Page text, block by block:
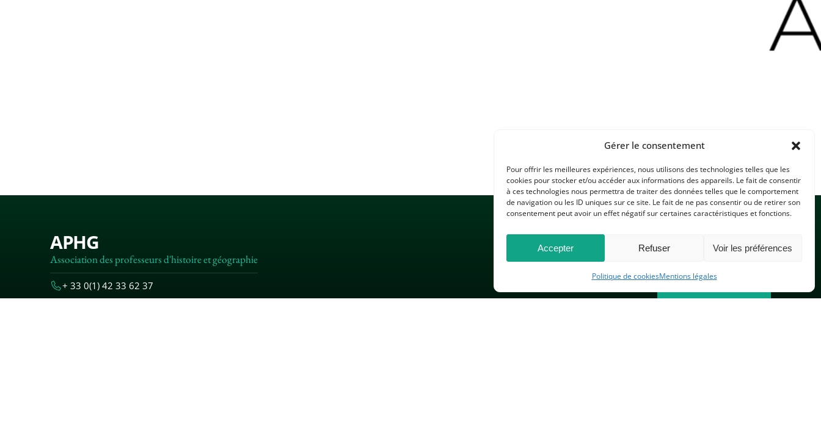
Gérer le consentement
Pour offrir les meilleures expériences, nous utilisons des technologies telles que les
cookies pour stocker et/ou accéder aux informations des appareils. Le fait de consentir
à ces technologies nous permettra de traiter des données telles que le comportement
de navigation ou les ID uniques sur ce site. Le fait de ne pas consentir ou de retirer son
consentement peut avoir un effet négatif sur certaines caractéristiques et fonctions.
Accepter Refuser Voir les préférences
Politique de cookiesMentions légales
APHG
Association des professeurs d'histoire et géographie
+ 33 0(1) 42 33 62 37